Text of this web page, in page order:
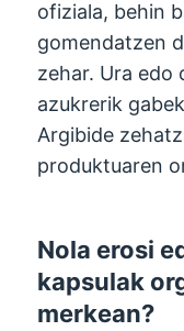
ofiziala, behin
gomendatzen
zehar. Ura edo
azukrerik
Argibide
produktuaren
Nola erosi
kapsulak
merkean?